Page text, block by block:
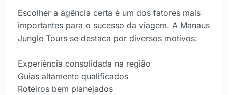
Escolher a agência certa é um dos fatores mais
importantes para o sucesso da viagem. A Manaus
Jungle Tours se destaca por diversos motivos:
Experiência consolidada na região
Guias altamente qualificados
Roteiros bem planejados